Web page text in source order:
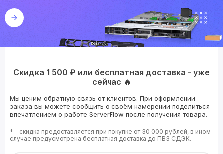
Скидка 1 500 ₽ или бесплатная доставка - уже
сейчас 🔥
Мы ценим обратную связь от клиентов. При оформлении
заказа вы можете сообщить о своём намерении поделиться
впечатлением о работе ServerFlow после получения товара.
* - скидка предоставляется при покупке от 30 000 рублей, в ином
случае предусмотрена бесплатная доставка до ПВЗ СДЭК.